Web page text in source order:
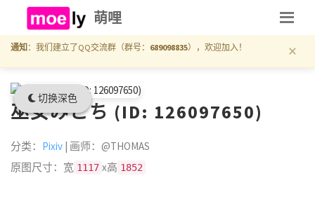
切换深色
萌哩
通知 ：我们建立了QQ交流群（群号： 689098835），欢迎加入！ ×
巫女みこち (ID: 126097650)
分类： Pixiv | 画师：@THOMAS
原图尺寸：宽 1117 x高 1852